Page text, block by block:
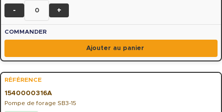
- +
Ajouter au panier
1540000316A
Pompe de forage SB3-15